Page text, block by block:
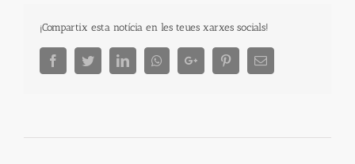
¡Compartix esta notícia en les teues xarxes socials!
FacebookTwitterLinkedInWhatsappGoogle+ PinterestEmail